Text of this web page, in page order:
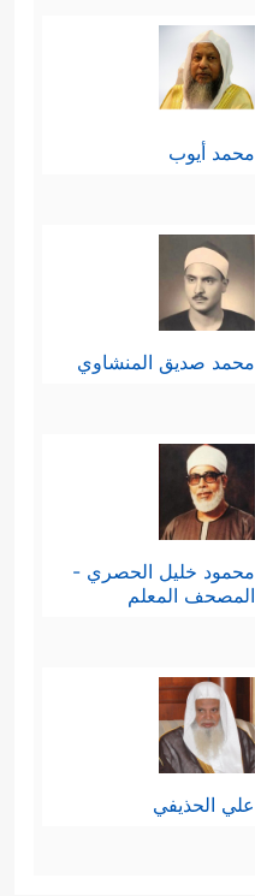
محمد أيوب
محمد صديق المنشاوي
محمود خليل الحصري -
المصحف المعلم
علي الحذيفي